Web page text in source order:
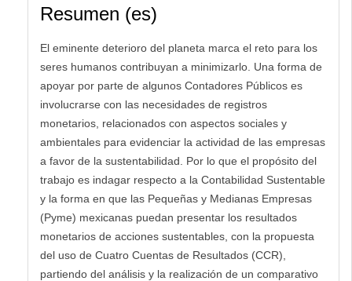
Resumen (es)
El eminente deterioro del planeta marca el reto para los
seres humanos contribuyan a minimizarlo. Una forma de
apoyar por parte de algunos Contadores Públicos es
involucrarse con las necesidades de registros
monetarios, relacionados con aspectos sociales y
ambientales para evidenciar la actividad de las empresas
a favor de la sustentabilidad. Por lo que el propósito del
trabajo es indagar respecto a la Contabilidad Sustentable
y la forma en que las Pequeñas y Medianas Empresas
(Pyme) mexicanas puedan presentar los resultados
monetarios de acciones sustentables, con la propuesta
del uso de Cuatro Cuentas de Resultados (CCR),
partiendo del análisis y la realización de un comparativo